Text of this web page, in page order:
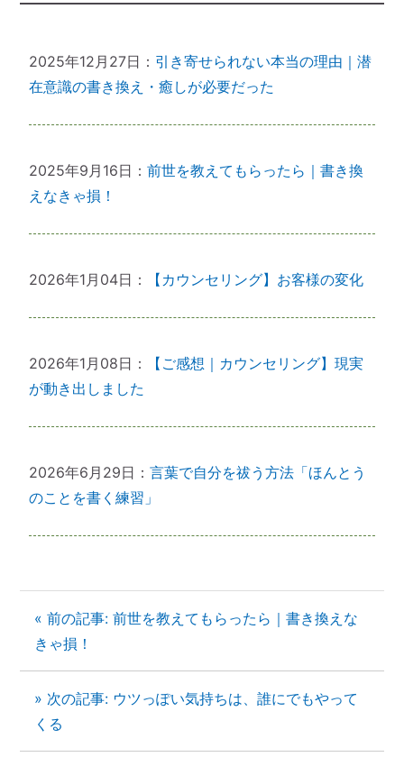
2025年12月27日： 引き寄せられない本当の理由｜潜
在意識の書き換え・癒しが必要だった
2025年9月16日：前世を教えてもらったら｜書き換
えなきゃ損！
2026年1月04日： 【カウンセリング】お客様の変化
2026年1月08日：
【ご感想｜カウンセリング】現実
が動き出しました
2026年6月29日：言葉で自分を祓う方法「ほんとう
のことを書く練習」
« 前の記事: 前世を教えてもらったら｜書き換えな
きゃ損！
» 次の記事: ウツっぽい気持ちは、誰にでもやって
くる
「大祓（おおはらえ）」とは？